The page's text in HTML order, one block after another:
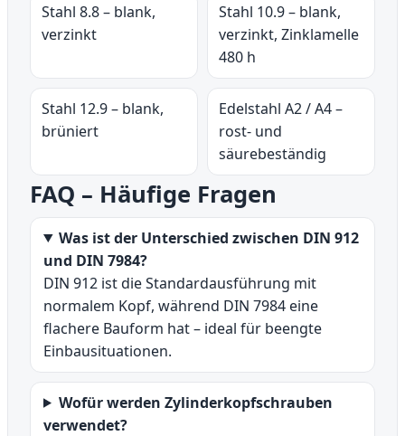
Stahl 8.8 – blank,
verzinkt
Stahl 10.9 – blank,
verzinkt, Zinklamelle
480 h
Stahl 12.9 – blank,
brüniert
Edelstahl A2 / A4 –
rost- und
säurebeständig
FAQ – Häufige Fragen
Was ist der Unterschied zwischen DIN 912
und DIN 7984?
DIN 912 ist die Standardausführung mit
normalem Kopf, während DIN 7984 eine
flachere Bauform hat – ideal für beengte
Einbausituationen.
Wofür werden Zylinderkopfschrauben
verwendet?